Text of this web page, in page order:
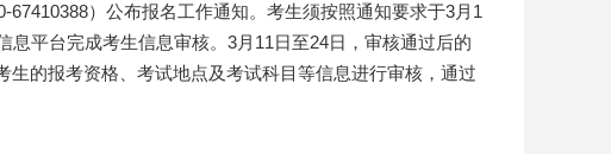
67410388）公布报名工作通知。考生须按照通知要求于3月1
平台完成考生信息审核。3月11日至24日，审核通过后的
的报考资格、考试地点及考试科目等信息进行审核，通过